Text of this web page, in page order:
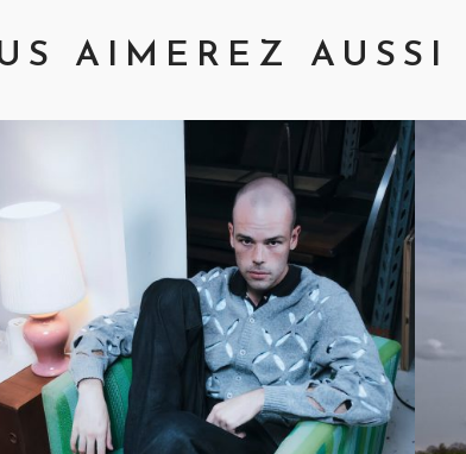
AIMEREZ AUSSI